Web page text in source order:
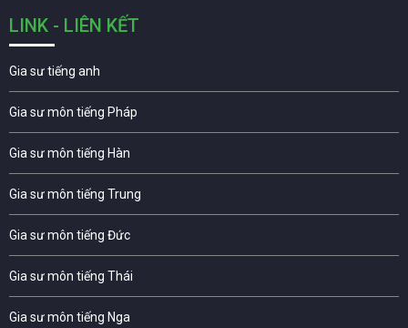
LINK - LIÊN KẾT
Gia sư tiếng anh
Gia sư môn tiếng Pháp
Gia sư môn tiếng Hàn
Gia sư môn tiếng Trung
Gia sư môn tiếng Đức
Gia sư môn tiếng Thái
Gia sư môn tiếng Nga